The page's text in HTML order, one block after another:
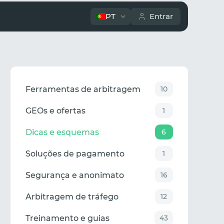
PT Entrar
Ferramentas de arbitragem 10
GEOs e ofertas 1
Dicas e esquemas 6
Soluções de pagamento 1
Segurança e anonimato 16
Arbitragem de tráfego 12
Treinamento e guias 43